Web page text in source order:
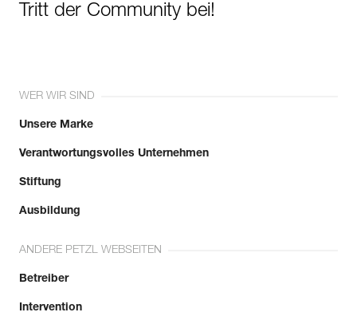
Tritt der Community bei!
WER WIR SIND
Unsere Marke
Verantwortungsvolles Unternehmen
Stiftung
Ausbildung
ANDERE PETZL WEBSEITEN
Betreiber
Intervention